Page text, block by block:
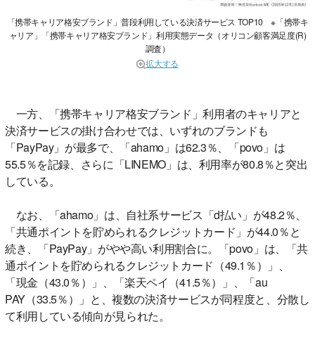
「携帯キャリア格安ブランド」普段利用している決済サービス TOP10 ※「携帯キ
ャリア」「携帯キャリア格安ブランド」利用実態データ（オリコン顧客満足度(R)
調査）
拡大する
一方、「携帯キャリア格安ブランド」利用者のキャリアと
決済サービスの掛け合わせでは、いずれのブランドも
「PayPay」が最多で、「ahamo」は62.3％、「povo」は
55.5％を記録、さらに「LINEMO」は、利用率が80.8％と突出
している。
なお、「ahamo」は、自社系サービス「d払い」が48.2％、
「共通ポイントを貯められるクレジットカード」が44.0％と
続き、「PayPay」がやや高い利用割合に。「povo」は、「共
通ポイントを貯められるクレジットカード（49.1％）」、
「現金（43.0％）」、「楽天ペイ（41.5％）」、「au
PAY（33.5％）」と、複数の決済サービスが同程度と、分散し
て利用している傾向が見られた。